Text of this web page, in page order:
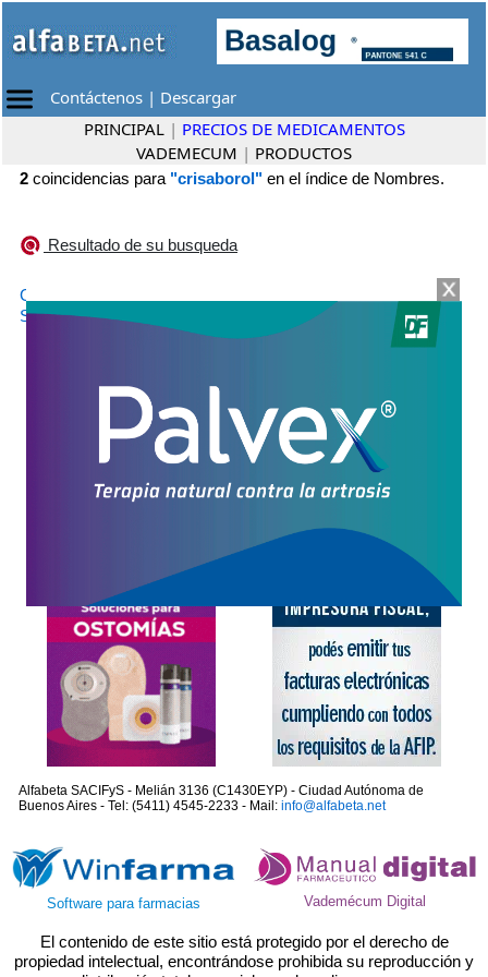
Contáctenos | Descargar
PRINCIPAL | PRECIOS DE MEDICAMENTOS
VADEMECUM | PRODUCTOS
2 coincidencias para "crisaborol" en el índice de Nombres.
Resultado de su busqueda
CRIBOROL
STAQUIS•Pfizer
Alfabeta SACIFyS - Melián 3136 (C1430EYP) - Ciudad Autónoma de
Buenos Aires - Tel: (5411) 4545-2233 - Mail: info@alfabeta.net
Software para farmacias Vademécum Digital
El contenido de este sitio está protegido por el derecho de
propiedad intelectual, encontrándose prohibida su reproducción y